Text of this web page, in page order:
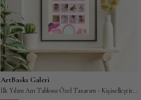
Fotoğraflı metal anahtarlık aldım. Lazer
yok, dokusu çok premium. Bir erkeğe
Satın Almış Onaylı Kullanıcı
Melda Ak / 05.04.2026
ArtBaskı Galeri
İlk Yılım Anı Tablosu Özel Tasarım - Kişiselleştirilebilir Ay Ay Anı Tablosu